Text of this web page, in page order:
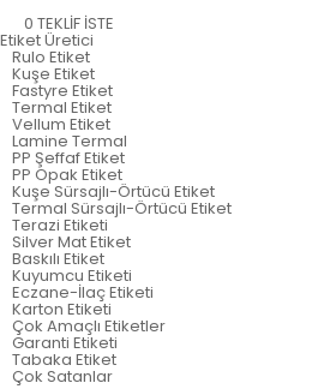
0 TEKLİF İSTE
EtiketÜretici
Rulo Etiket
Kuşe Etiket
Fastyre Etiket
Termal Etiket
Vellum Etiket
Lamine Termal
PP Şeffaf Etiket
PP Opak Etiket
Kuşe Sürsajlı-Örtücü Etiket
Termal Sürsajlı-Örtücü Etiket
Terazi Etiketi
Silver Mat Etiket
Baskılı Etiket
Kuyumcu Etiketi
Eczane-İlaç Etiketi
Karton Etiketi
Çok Amaçlı Etiketler
Garanti Etiketi
Tabaka Etiket
Çok Satanlar